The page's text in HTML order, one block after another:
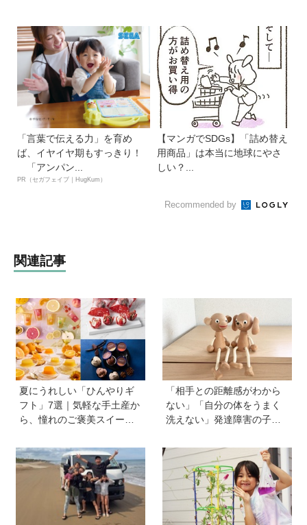
「言葉で伝える力」を育め
ば、イヤイヤ期もすっきり！
「アンパン...
PR（セガフェイブ｜HugKum）
【マンガでSDGs】「詰め替え
用商品」は本当に地球にやさ
しい？...
Recommended by
関連記事
夏にうれしい「ひんやりギ
フト」7選｜気軽な手土産か
ら、憧れのご褒美スイーツ
「相手との距離感がわから
ない」「自分の体をうまく
洗えない」発達障害の子ど
と・性教育のポイントは？
【『発達障害の子の性のル
ール』著者に聞いた】